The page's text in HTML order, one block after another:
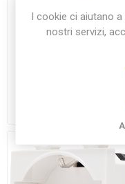
INVERTITORE
I cookie ci aiutano
nostri servizi,